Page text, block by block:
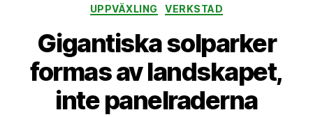
UPPVÄXLING
VERKSTAD
Gigantiska solparker
formas av landskapet,
inte panelraderna